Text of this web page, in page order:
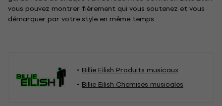
vous pouvez montrer fièrement qui vous soutenez et vous
démarquer par votre style en même temps.
Billie Eilish Produits musicaux
Billie Eilish Chemises musicales